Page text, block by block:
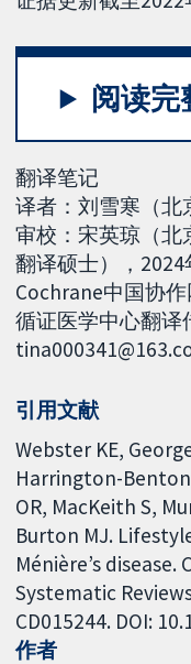
阅读完
翻译笔记
译者：刘雪寒（北
审校：宋英琼（北
翻译硕士），
Cochrane中国协
循证医学中心翻译
引用文献
Webster KE,
Harrington-Benton
OR, MacKeith S,
Burton MJ.
Ménière’s
Systematic
CD015244. DOI:
作者